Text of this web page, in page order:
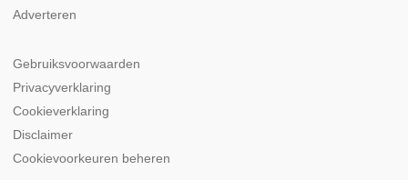
Adverteren
Gebruiksvoorwaarden
Privacyverklaring
Cookieverklaring
Disclaimer
Cookievoorkeuren beheren